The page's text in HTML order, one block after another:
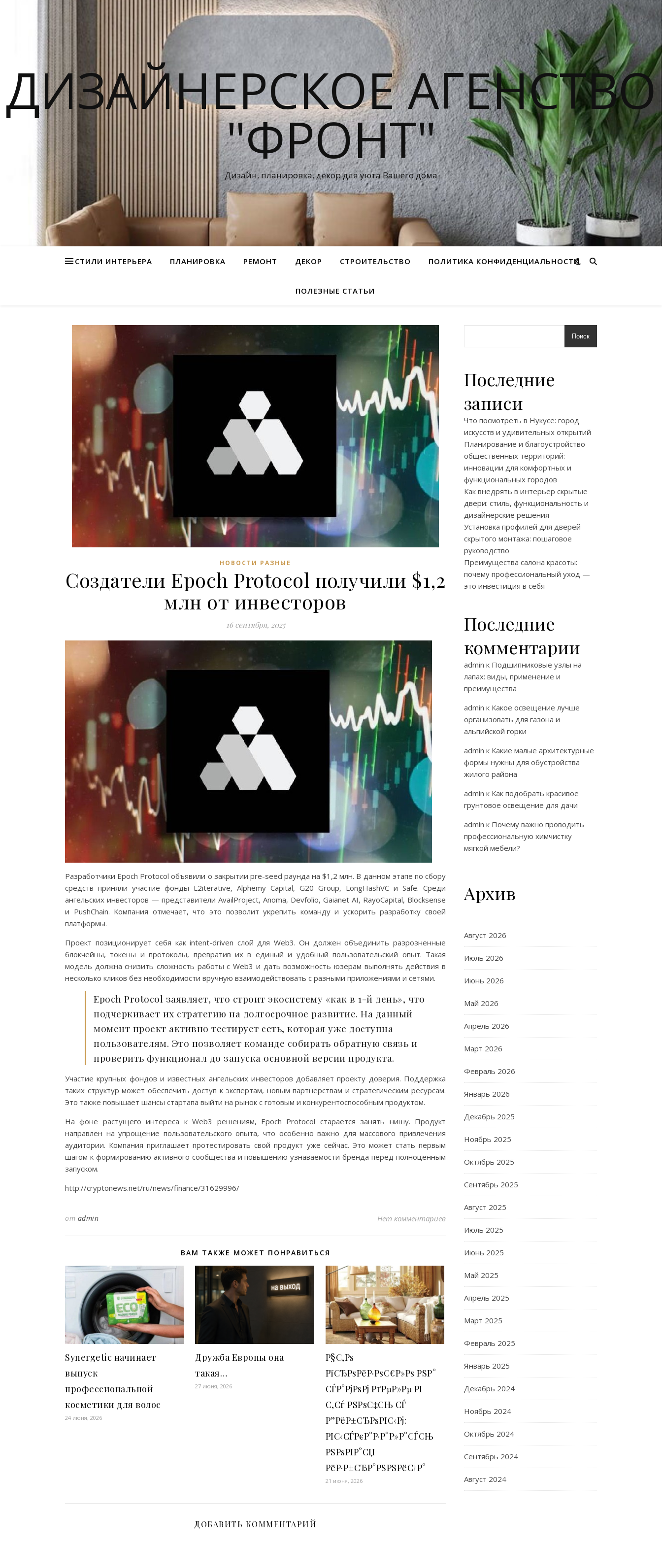
ДИЗАЙНЕРСКОЕ АГЕНСТВО
"ФРОНТ"
Дизайн, планировка, декор для уюта Вашего дома
СТИЛИ ИНТЕРЬЕРА ПЛАНИРОВКА РЕМОНТ ДЕКОР СТРОИТЕЛЬСТВО ПОЛИТИКА КОНФИДЕНЦИАЛЬНОСТИ
ПОЛЕЗНЫЕ СТАТЬИ
НОВОСТИ РАЗНЫЕ
Создатели Epoch Protocol получили $1,2
млн от инвесторов
16 сентября, 2025
Разработчики Epoch Protocol объявили о закрытии pre-seed раунда на $1,2 млн. В данном этапе по сбору
средств приняли участие фонды L2iterative, Alphemy Capital, G20 Group, LongHashVC и Safe. Среди
ангельских инвесторов — представители AvailProject, Anoma, Devfolio, Gaianet AI, RayoCapital, Blocksense
и PushChain. Компания отмечает, что это позволит укрепить команду и ускорить разработку своей
платформы.
Проект позиционирует себя как intent-driven слой для Web3. Он должен объединить разрозненные
блокчейны, токены и протоколы, превратив их в единый и удобный пользовательский опыт. Такая
модель должна снизить сложность работы с Web3 и дать возможность юзерам выполнять действия в
несколько кликов без необходимости вручную взаимодействовать с разными приложениями и сетями.
Epoch Protocol заявляет, что строит экосистему «как в 1-й день», что
подчеркивает их стратегию на долгосрочное развитие. На данный
момент проект активно тестирует сеть, которая уже доступна
пользователям. Это позволяет команде собирать обратную связь и
проверить функционал до запуска основной версии продукта.
Участие крупных фондов и известных ангельских инвесторов добавляет проекту доверия. Поддержка
таких структур может обеспечить доступ к экспертам, новым партнерствам и стратегическим ресурсам.
Это также повышает шансы стартапа выйти на рынок с готовым и конкурентоспособным продуктом.
На фоне растущего интереса к Web3 решениям, Epoch Protocol старается занять нишу. Продукт
направлен на упрощение пользовательского опыта, что особенно важно для массового привлечения
аудитории. Компания приглашает протестировать свой продукт уже сейчас. Это может стать первым
шагом к формированию активного сообщества и повышению узнаваемости бренда перед полноценным
запуском.
http://cryptonews.net/ru/news/finance/31629996/
от admin Нет комментариев
ВАМ ТАКЖЕ МОЖЕТ ПОНРАВИТЬСЯ
Synergetic начинает
выпуск
профессиональной
косметики для волос
24 июня, 2026
Дружба Европы она
такая…
27 июня, 2026
Р§С‚Рѕ
РїСЂРѕРёР·РѕС€Р»Рѕ РЅР°
СЃР°РјРѕРј РґРµР»Рµ РІ
С‚Сѓ РЅРѕС‡СЊ СЃ
Р”РёР±СЂРѕРІС‹Рј:
РІС‹СЃРєР°Р·Р°Р»Р°СЃСЊ
РЅРѕРІР°СЏ
РёР·Р±СЂР°РЅРЅРёС†Р°
21 июня, 2026
ДОБАВИТЬ КОММЕНТАРИЙ
Поиск
Последние
записи
Что посмотреть в Нукусе: город
искусств и удивительных открытий
Планирование и благоустройство
общественных территорий:
инновации для комфортных и
функциональных городов
Как внедрять в интерьер скрытые
двери: стиль, функциональность и
дизайнерские решения
Установка профилей для дверей
скрытого монтажа: пошаговое
руководство
Преимущества салона красоты:
почему профессиональный уход —
это инвестиция в себя
Последние
комментарии
admin к Подшипниковые узлы на
лапах: виды, применение и
преимущества
admin к Какое освещение лучше
организовать для газона и
альпийской горки
admin к Какие малые архитектурные
формы нужны для обустройства
жилого района
admin к Как подобрать красивое
грунтовое освещение для дачи
admin к Почему важно проводить
профессиональную химчистку
мягкой мебели?
Архив
Август 2026
Июль 2026
Июнь 2026
Май 2026
Апрель 2026
Март 2026
Февраль 2026
Январь 2026
Декабрь 2025
Ноябрь 2025
Октябрь 2025
Сентябрь 2025
Август 2025
Июль 2025
Июнь 2025
Май 2025
Апрель 2025
Март 2025
Февраль 2025
Январь 2025
Декабрь 2024
Ноябрь 2024
Октябрь 2024
Сентябрь 2024
Август 2024